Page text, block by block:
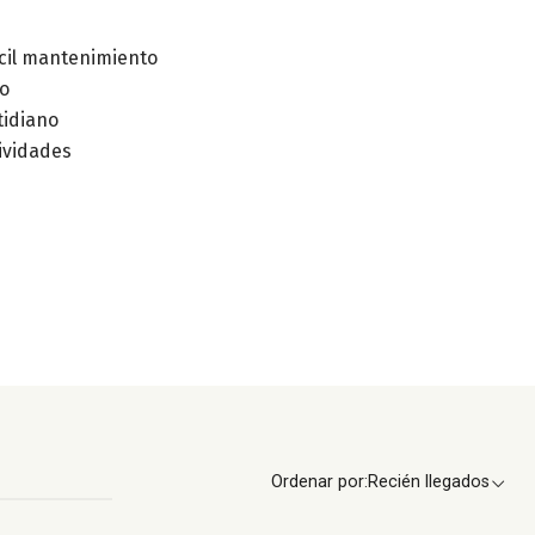
mantenimiento
Ordenar por:Recién llegados